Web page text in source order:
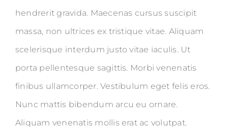
hendrerit gravida. Maecenas cursus suscipit
massa, non ultrices ex tristique vitae. Aliquam
scelerisque interdum justo vitae iaculis. Ut
porta pellentesque sagittis. Morbi venenatis
finibus ullamcorper. Vestibulum eget felis eros.
Nunc mattis bibendum arcu eu ornare.
Aliquam venenatis mollis erat ac volutpat.